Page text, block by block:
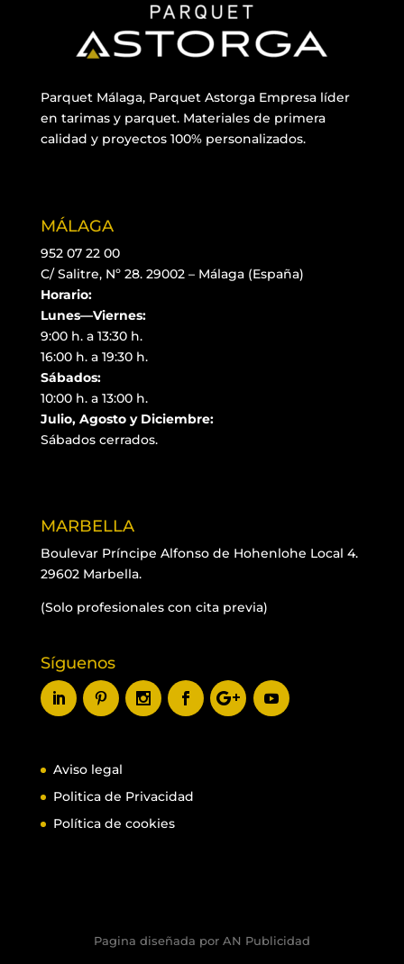
Parquet Málaga, Parquet Astorga Empresa líder
en tarimas y parquet. Materiales de primera
calidad y proyectos 100% personalizados.
MÁLAGA
952 07 22 00
C/ Salitre, Nº 28. 29002 – Málaga (España)
Horario:
Lunes—Viernes:
9:00 h. a 13:30 h.
16:00 h. a 19:30 h.
Sábados:
10:00 h. a 13:00 h.
Julio, Agosto y Diciembre:
Sábados cerrados.
MARBELLA
Boulevar Príncipe Alfonso de Hohenlohe Local 4.
29602 Marbella.
(Solo profesionales con cita previa)
Síguenos
Aviso legal
Politica de Privacidad
Política de cookies
Pagina diseñada por AN Publicidad